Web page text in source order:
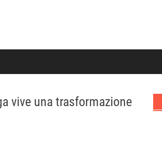
vive una trasformazione